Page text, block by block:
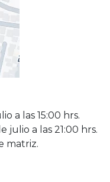
a las 15:00 hrs.
julio a las 21:00 hrs.
matriz.